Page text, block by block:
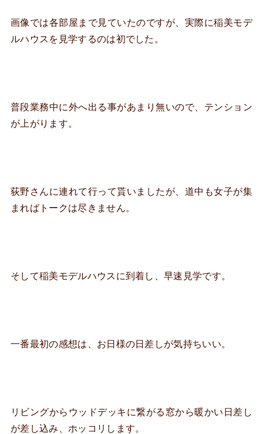
画像では各部屋まで見ていたのですが、実際に稲美モデ
ルハウスを見学するのは初でした。
普段業務中に外へ出る事があまり無いので、テンション
が上がります。
荻野さんに連れて行って貰いましたが、道中も女子が集
まればトークは尽きません。
そして稲美モデルハウスに到着し、早速見学です。
一番最初の感想は、お日様の日差しが気持ちいい。
リビングからウッドデッキに繋がる窓から暖かい日差し
が差し込み、ホッコリします。